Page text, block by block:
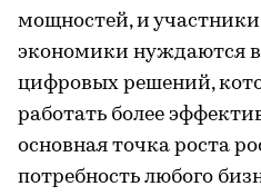
мощностей, и участники
экономики нуждаются
цифровых решений,
работать более
основная точка роста
потребность любого